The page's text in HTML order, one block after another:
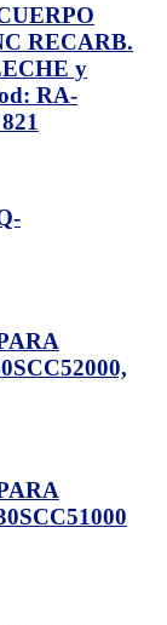
RECARB.
y
RA-